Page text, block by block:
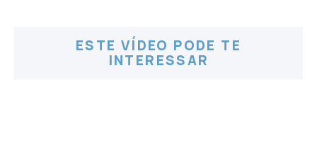
ESTE VÍDEO PODE TE
INTERESSAR